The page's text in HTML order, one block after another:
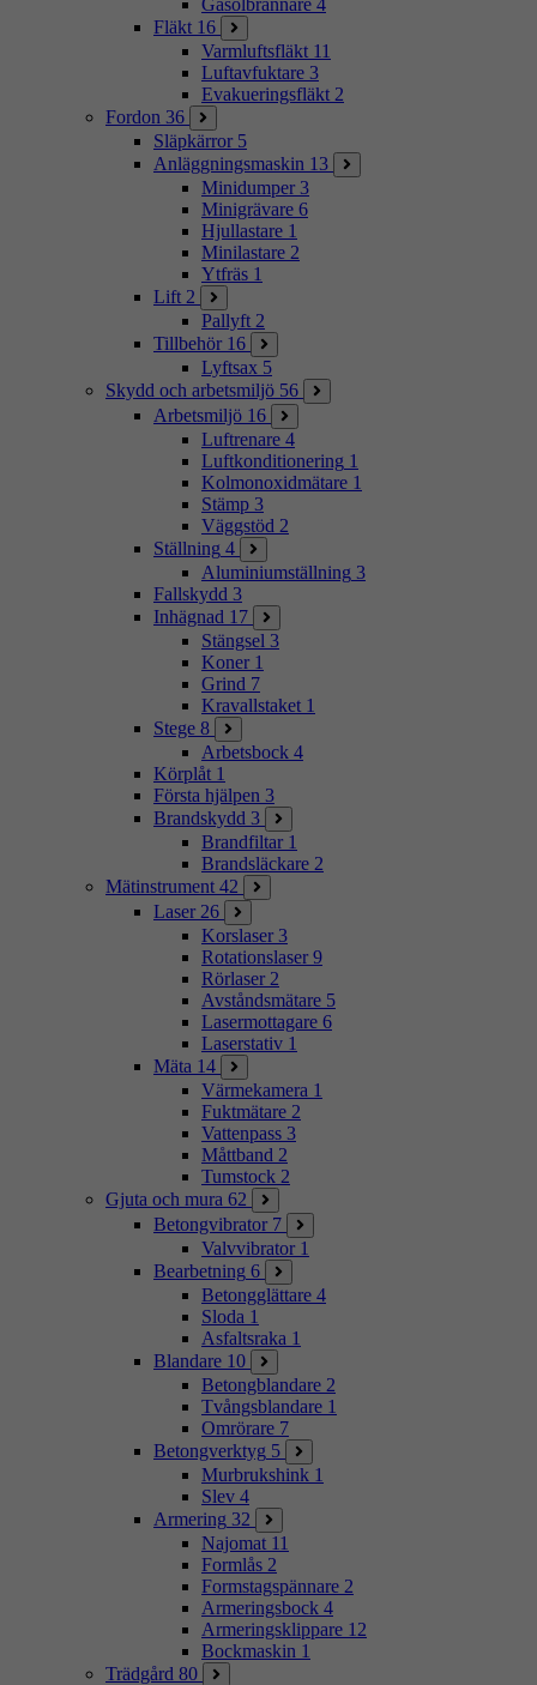
Gasolbrännare 4
Fläkt 16
Varmluftsfläkt 11
Luftavfuktare 3
Evakueringsfläkt 2
Fordon 36
Släpkärror 5
Anläggningsmaskin 13
Minidumper 3
Minigrävare 6
Hjullastare 1
Minilastare 2
Ytfräs 1
Lift 2
Pallyft 2
Tillbehör 16
Lyftsax 5
Skydd och arbetsmiljö 56
Arbetsmiljö 16
Luftrenare 4
Luftkonditionering 1
Kolmonoxidmätare 1
Stämp 3
Väggstöd 2
Ställning 4
Aluminiumställning 3
Fallskydd 3
Inhägnad 17
Stängsel 3
Koner 1
Grind 7
Kravallstaket 1
Stege 8
Arbetsbock 4
Körplåt 1
Första hjälpen 3
Brandskydd 3
Brandfiltar 1
Brandsläckare 2
Mätinstrument 42
Laser 26
Korslaser 3
Rotationslaser 9
Rörlaser 2
Avståndsmätare 5
Lasermottagare 6
Laserstativ 1
Mäta 14
Värmekamera 1
Fuktmätare 2
Vattenpass 3
Måttband 2
Tumstock 2
Gjuta och mura 62
Betongvibrator 7
Valvvibrator 1
Bearbetning 6
Betongglättare 4
Sloda 1
Asfaltsraka 1
Blandare 10
Betongblandare 2
Tvångsblandare 1
Omrörare 7
Betongverktyg 5
Murbrukshink 1
Slev 4
Armering 32
Najomat 11
Formlås 2
Formstagspännare 2
Armeringsbock 4
Armeringsklippare 12
Bockmaskin 1
Trädgård 80